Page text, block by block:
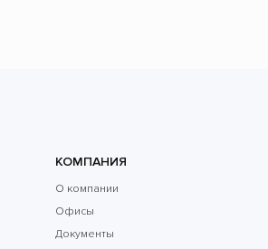
КОМПАНИЯ
О компании
Офисы
Документы